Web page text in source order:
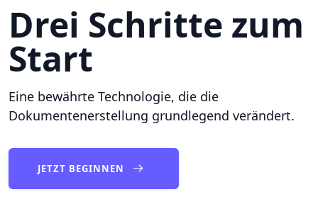
Drei Schritte zum
Start
Eine bewährte Technologie, die die
Dokumentenerstellung grundlegend verändert.
JETZT BEGINNEN